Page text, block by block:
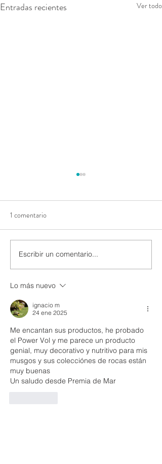
Entradas recientes Ver todo
Favoritos del otoño: Una
selección completa de los
productos más buscados de
1 comentario
Escribir un comentario...
Lo más nuevo
ignacio m
24 ene 2025
Me encantan sus productos, he probado
el Power Vol y me parece un producto
genial, muy decorativo y nutritivo para mis
musgos y sus colecciónes de rocas están
muy buenas
Un saludo desde Premia de Mar